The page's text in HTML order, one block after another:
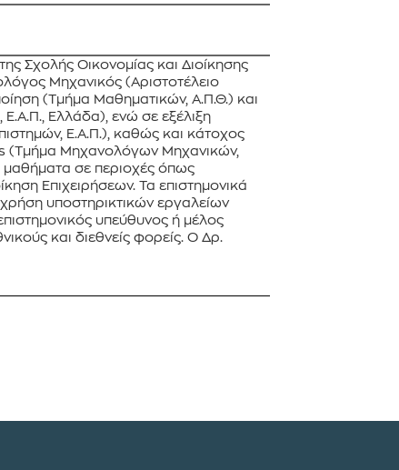
Σχολής Οικονομίας και Διοίκησης
Μηχανικός (Αριστοτέλειο
(Τμήμα Μαθηματικών, Α.Π.Θ.) και
Ε.Α.Π., Ελλάδα), ενώ σε εξέλιξη
Ε.Α.Π.), καθώς και κάτοχος
(Τμήμα Μηχανολόγων Μηχανικών,
μαθήματα σε περιοχές όπως
Επιχειρήσεων. Τα επιστημονικά
υποστηρικτικών εργαλείων
υπεύθυνος ή μέλος
και διεθνείς φορείς. Ο Δρ.